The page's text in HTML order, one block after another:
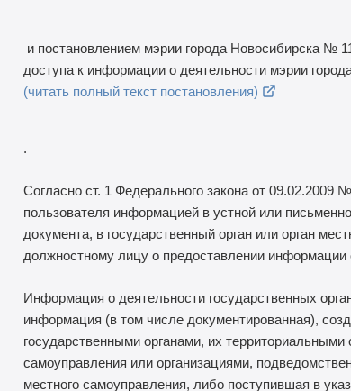
и постановлением мэрии города Новосибирска №
доступа к информации о деятельности мэрии
(читать полный текст постановления)
.
Согласно ст. 1 Федерального закона от 09.02.2009 №
пользователя информацией в устной или
документа, в государственный орган или орган
должностному лицу о предоставлении информации
Информация о деятельности государственных
информация (в том числе документированная),
государственными органами, их территориальными
самоуправления или организациями,
местного самоуправления, либо поступившая в